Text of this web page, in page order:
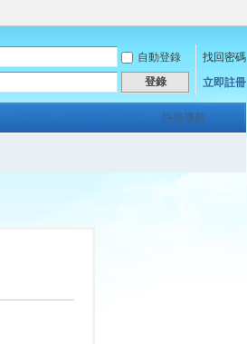
自動登錄
找回密碼
登錄 立即註冊
快捷導航